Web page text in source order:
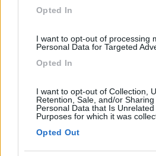
Opted In
I want to opt-out of processing
Personal Data for Targeted
Opted In
I want to opt-out of Collection,
Retention, Sale, and/or
Personal Data that Is
Purposes for which it was
Opted Out
non ci sono spie (mi sembra poi non
ciao grazie per avermi scritto :)
so di preciso, fatto sta che solo con
sparisce, come faccioa vedere se il
Dupassi